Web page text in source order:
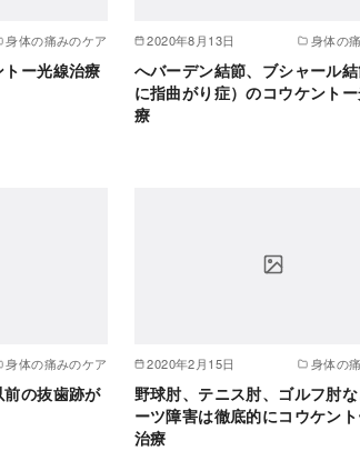
身体の痛みのケア
ー光線治療
2020年8月13日 身体の
へバーデン結節、ブシャール
に指曲がり症）のコウケント
療
身体の痛みのケア
の抜歯跡が
2020年2月15日 身体の
野球肘、テニス肘、ゴルフ肘
ーツ障害は徹底的にコウケン
治療